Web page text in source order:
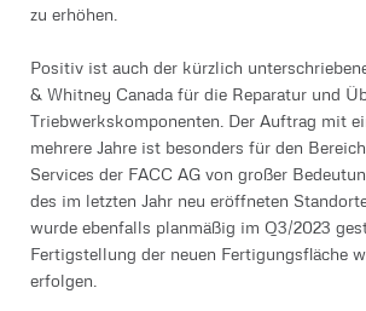
zu erhöhen.
Positiv ist auch der kürzlich
& Whitney Canada für die Reparatur und
Triebwerkskomponenten. Der Auftrag mit
mehrere Jahre ist besonders für den
Services der FACC AG von großer
des im letzten Jahr neu eröffneten
wurde ebenfalls planmäßig im Q3/2023
Fertigstellung der neuen Fertigungsfläche
erfolgen.